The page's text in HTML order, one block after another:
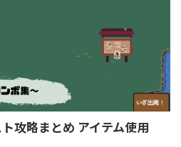
攻略まとめ アイテム使用